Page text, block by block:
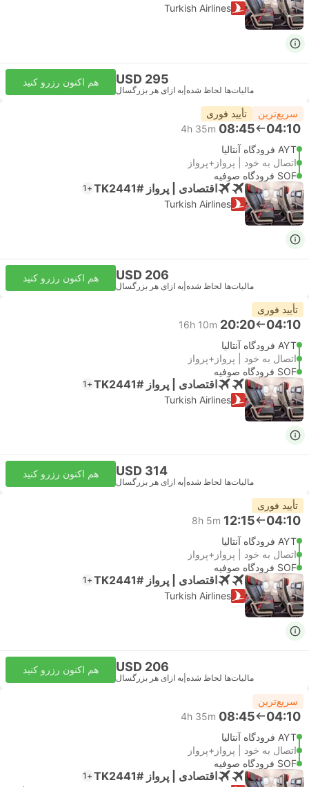
Turkish Airlines
USD 295
مالیات‌ها لحاظ شده به ازای هر بزرگسال
هم اکنون رزرو کنید
سریع‌ترین تأیید فوری
04:10
08:45
4h 35m
AYT فرودگاه آنتالیا
اتصال به خود | پرواز+پرواز
SOF فرودگاه صوفیه
اقتصادی | پرواز #TK2441 +1
Turkish Airlines
USD 206
مالیات‌ها لحاظ شده به ازای هر بزرگسال
هم اکنون رزرو کنید
تأیید فوری
04:10
20:20
16h 10m
AYT فرودگاه آنتالیا
اتصال به خود | پرواز+پرواز
SOF فرودگاه صوفیه
اقتصادی | پرواز #TK2441 +1
Turkish Airlines
USD 314
مالیات‌ها لحاظ شده به ازای هر بزرگسال
هم اکنون رزرو کنید
تأیید فوری
04:10
12:15
8h 5m
AYT فرودگاه آنتالیا
اتصال به خود | پرواز+پرواز
SOF فرودگاه صوفیه
اقتصادی | پرواز #TK2441 +1
Turkish Airlines
USD 206
مالیات‌ها لحاظ شده به ازای هر بزرگسال
هم اکنون رزرو کنید
سریع‌ترین
04:10
08:45
4h 35m
AYT فرودگاه آنتالیا
اتصال به خود | پرواز+پرواز
SOF فرودگاه صوفیه
اقتصادی | پرواز #TK2441 +1